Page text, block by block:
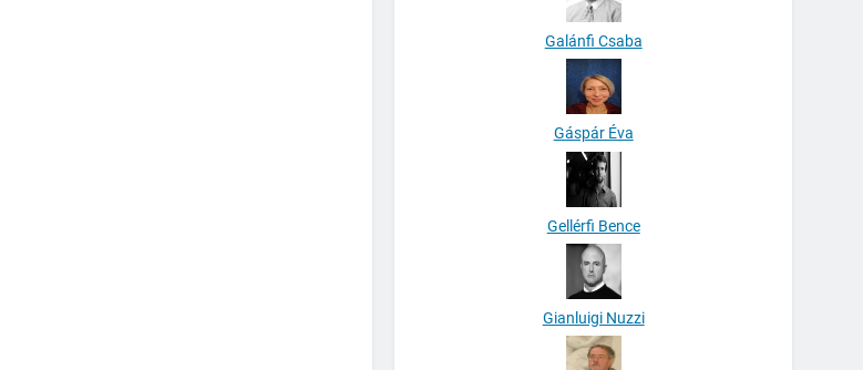
Galánfi Csaba
Gáspár Éva
Gellérfi Bence
Gianluigi Nuzzi